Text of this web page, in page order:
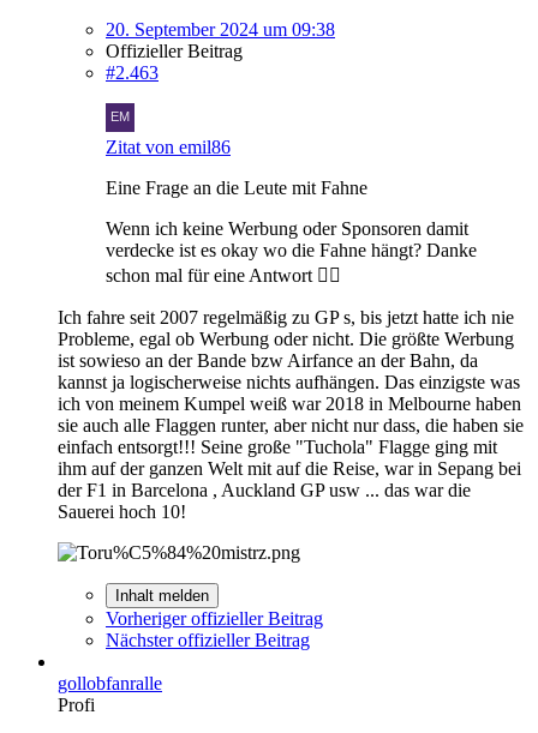
20. September 2024 um 09:38
Offizieller Beitrag
#2.463
Zitat von emil86
Eine Frage an die Leute mit Fahne
Wenn ich keine Werbung oder Sponsoren damit
verdecke ist es okay wo die Fahne hängt? Danke
schon mal für eine Antwort 👍🏻
Ich fahre seit 2007 regelmäßig zu GP s, bis jetzt hatte ich nie
Probleme, egal ob Werbung oder nicht. Die größte Werbung
ist sowieso an der Bande bzw Airfance an der Bahn, da
kannst ja logischerweise nichts aufhängen. Das einzigste was
ich von meinem Kumpel weiß war 2018 in Melbourne haben
sie auch alle Flaggen runter, aber nicht nur dass, die haben sie
einfach entsorgt!!! Seine große "Tuchola" Flagge ging mit
ihm auf der ganzen Welt mit auf die Reise, war in Sepang bei
der F1 in Barcelona , Auckland GP usw ... das war die
Sauerei hoch 10!
Inhalt melden
Vorheriger offizieller Beitrag
Nächster offizieller Beitrag
gollobfanralle
Profi